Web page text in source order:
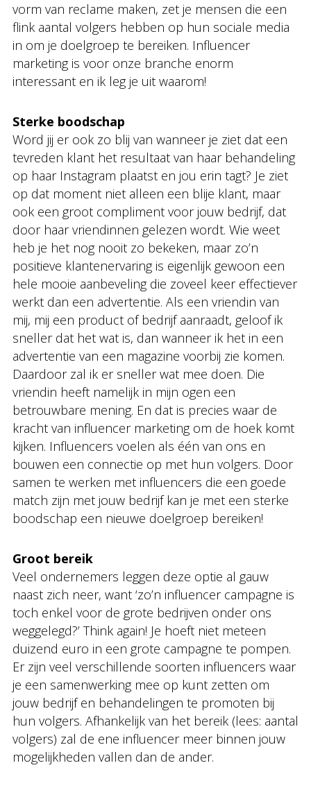
vorm van reclame maken, zet je mensen die een
flink aantal volgers hebben op hun sociale media
in om je doelgroep te bereiken. Influencer
marketing is voor onze branche enorm
interessant en ik leg je uit waarom!
Sterke boodschap
Word jij er ook zo blij van wanneer je ziet dat een
tevreden klant het resultaat van haar behandeling
op haar Instagram plaatst en jou erin tagt? Je ziet
op dat moment niet alleen een blije klant, maar
ook een groot compliment voor jouw bedrijf, dat
door haar vriendinnen gelezen wordt. Wie weet
heb je het nog nooit zo bekeken, maar zo’n
positieve klantenervaring is eigenlijk gewoon een
hele mooie aanbeveling die zoveel keer effectiever
werkt dan een advertentie. Als een vriendin van
mij, mij een product of bedrijf aanraadt, geloof ik
sneller dat het wat is, dan wanneer ik het in een
advertentie van een magazine voorbij zie komen.
Daardoor zal ik er sneller wat mee doen. Die
vriendin heeft namelijk in mijn ogen een
betrouwbare mening. En dat is precies waar de
kracht van influencer marketing om de hoek komt
kijken. Influencers voelen als één van ons en
bouwen een connectie op met hun volgers. Door
samen te werken met influencers die een goede
match zijn met jouw bedrijf kan je met een sterke
boodschap een nieuwe doelgroep bereiken!
Groot bereik
Veel ondernemers leggen deze optie al gauw
naast zich neer, want ‘zo’n influencer campagne is
toch enkel voor de grote bedrijven onder ons
weggelegd?’ Think again! Je hoeft niet meteen
duizend euro in een grote campagne te pompen.
Er zijn veel verschillende soorten influencers waar
je een samenwerking mee op kunt zetten om
jouw bedrijf en behandelingen te promoten bij
hun volgers. Afhankelijk van het bereik (lees: aantal
volgers) zal de ene influencer meer binnen jouw
mogelijkheden vallen dan de ander.